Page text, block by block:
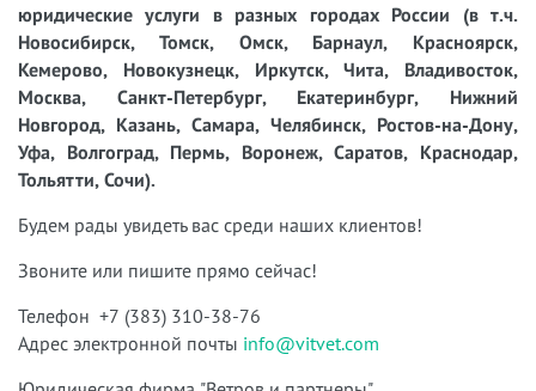
юридические услуги в разных городах России (в т.ч.
Новосибирск, Томск, Омск, Барнаул, Красноярск,
Кемерово, Новокузнецк, Иркутск, Чита, Владивосток,
Москва, Санкт-Петербург, Екатеринбург, Нижний
Новгород, Казань, Самара, Челябинск, Ростов-на-Дону,
Уфа, Волгоград, Пермь, Воронеж, Саратов, Краснодар,
Тольятти, Сочи).
Будем рады увидеть вас среди наших клиентов!
Звоните или пишите прямо сейчас!
Телефон +7 (383) 310-38-76
Адрес электронной почты info@vitvet.com